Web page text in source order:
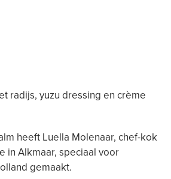
radijs, yuzu dressing en crème
heeft Luella Molenaar, chef-kok
in Alkmaar, speciaal voor
gemaakt.